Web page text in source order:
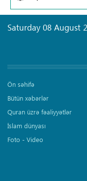
Saturday 08 August
Ön səhifə
Bütün xəbərlər
Quran üzrə fəaliyyətlər
İslam dünyası
Foto - Video